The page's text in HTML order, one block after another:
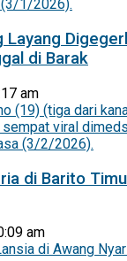
Layang
di Barak
am
di Barito
am